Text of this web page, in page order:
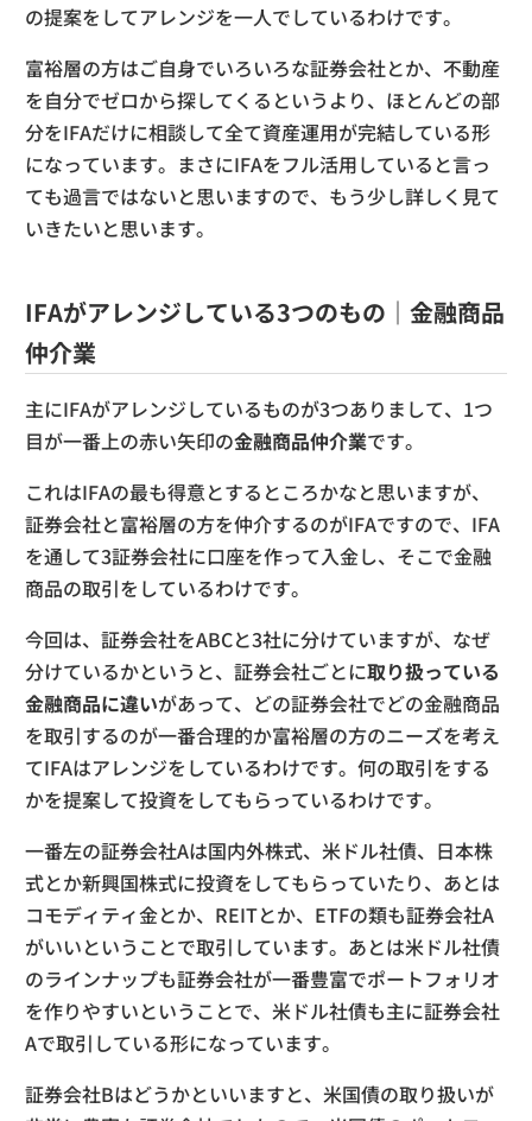
の提案をしてアレンジを一人でしているわけです。
富裕層の方はご自身でいろいろな証券会社とか、不動産
を自分でゼロから探してくるというより、ほとんどの部
分をIFAだけに相談して全て資産運用が完結している形
になっています。まさにIFAをフル活用していると言っ
ても過言ではないと思いますので、もう少し詳しく見て
いきたいと思います。
IFAがアレンジしている3つのもの｜金融商品
仲介業
主にIFAがアレンジしているものが3つありまして、1つ
目が一番上の赤い矢印の金融商品仲介業です。
これはIFAの最も得意とするところかなと思いますが、
証券会社と富裕層の方を仲介するのがIFAですので、IFA
を通して3証券会社に口座を作って入金し、そこで金融
商品の取引をしているわけです。
今回は、証券会社をABCと3社に分けていますが、なぜ
分けているかというと、証券会社ごとに取り扱っている
金融商品に違いがあって、どの証券会社でどの金融商品
を取引するのが一番合理的か富裕層の方のニーズを考え
てIFAはアレンジをしているわけです。何の取引をする
かを提案して投資をしてもらっているわけです。
一番左の証券会社Aは国内外株式、米ドル社債、日本株
式とか新興国株式に投資をしてもらっていたり、あとは
コモディティ金とか、REITとか、ETFの類も証券会社A
がいいということで取引しています。あとは米ドル社債
のラインナップも証券会社が一番豊富でポートフォリオ
を作りやすいということで、米ドル社債も主に証券会社
Aで取引している形になっています。
証券会社Bはどうかといいますと、米国債の取り扱いが